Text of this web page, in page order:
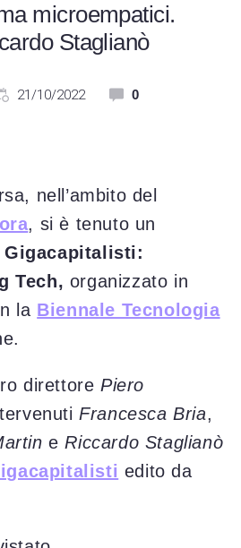
microempatici.
Staglianò
21/10/2022 0
nell’ambito del
, si è tenuto un
Gigacapitalisti:
Tech, organizzato in
la Biennale Tecnologia
direttore Piero
Francesca Bria,
e Riccardo Staglianò
edito da